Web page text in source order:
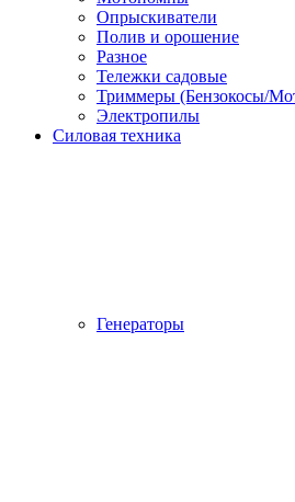
Опрыскиватели
Полив и орошение
Разное
Тележки садовые
Триммеры (Бензокосы/
Электропилы
Силовая техника
Генераторы